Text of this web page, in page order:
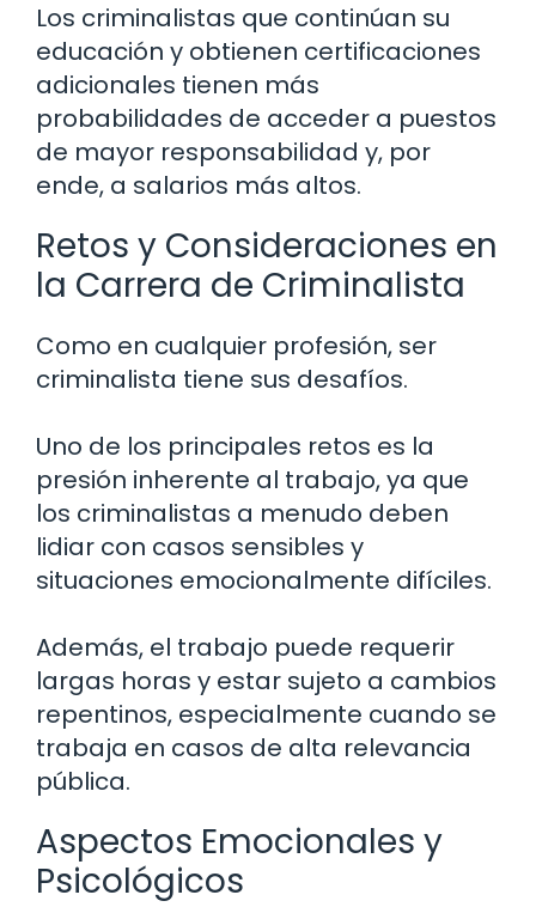
Los criminalistas que continúan su
educación y obtienen certificaciones
adicionales tienen más
probabilidades de acceder a puestos
de mayor responsabilidad y, por
ende, a salarios más altos.
Retos y Consideraciones en
la Carrera de Criminalista
Como en cualquier profesión, ser
criminalista tiene sus desafíos.
Uno de los principales retos es la
presión inherente al trabajo, ya que
los criminalistas a menudo deben
lidiar con casos sensibles y
situaciones emocionalmente difíciles.
Además, el trabajo puede requerir
largas horas y estar sujeto a cambios
repentinos, especialmente cuando se
trabaja en casos de alta relevancia
pública.
Aspectos Emocionales y
Psicológicos